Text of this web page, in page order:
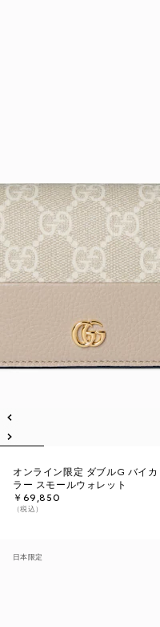
オンライン限定 ダブルG バイカ
ラー スモールウォレット
￥69,850
（税込）
日本限定